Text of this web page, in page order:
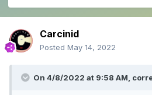
Carcinid
Posted May 14, 2022
On 4/8/2022 at 9:58 AM,